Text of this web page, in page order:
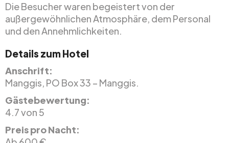
Die Besucher waren begeistert von der
außergewöhnlichen Atmosphäre, dem Personal
und den Annehmlichkeiten.
Details zum Hotel
Anschrift:
Manggis, PO Box 33 – Manggis.
Gästebewertung:
4.7 von 5
Preis pro Nacht: